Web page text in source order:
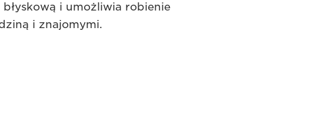
i umożliwia robienie
i znajomymi.